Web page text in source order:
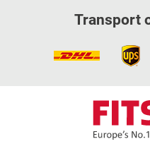
Transport